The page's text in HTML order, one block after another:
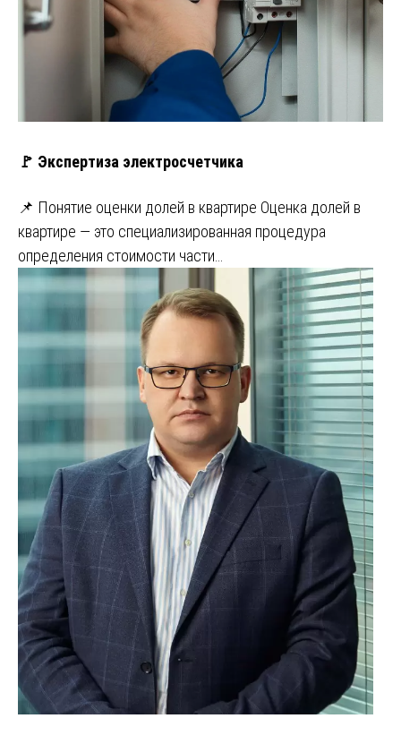
🚩 Экспертиза электросчетчика
📌 Понятие оценки долей в квартире Оценка долей в
квартире — это специализированная процедура
определения стоимости части…